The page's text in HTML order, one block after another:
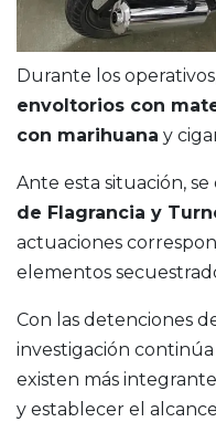
Durante los
envoltorios con
con marihuana y
Ante esta situación,
de Flagrancia y
actuaciones
elementos
Con las detenciones
investigación
existen más
y establecer el